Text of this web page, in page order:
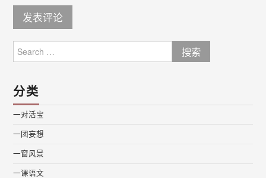
for:
分类
一对活宝
一团妄想
一窗风景
一课语文